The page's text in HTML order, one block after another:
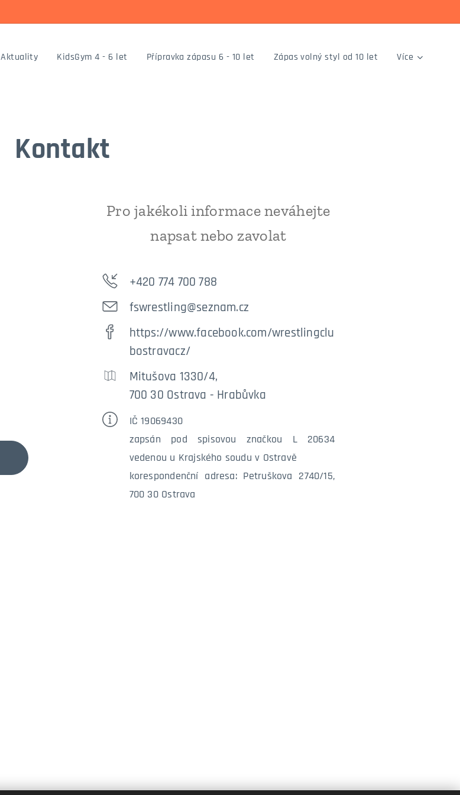
Aktuality KidsGym 4 - 6 let Přípravka zápasu 6 - 10 let Zápas volný styl od 10 let Více
Kontakt
Pro jakékoli informace neváhejte
napsat nebo zavolat
+420 774 700 788
fswrestling@seznam.cz
https://www.facebook.com/wrestlingclu
bostravacz/
Mitušova 1330/4,
700 30 Ostrava - Hrabůvka
IČ 19069430
zapsán pod spisovou značkou L 20634
vedenou u Krajského soudu v Ostravě
korespondenční adresa: Petruškova 2740/15,
700 30 Ostrava